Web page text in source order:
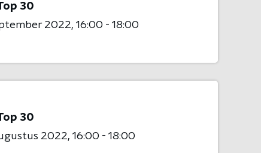
30
2022 16:00 - 18:00
30
2022 16:00 - 18:00